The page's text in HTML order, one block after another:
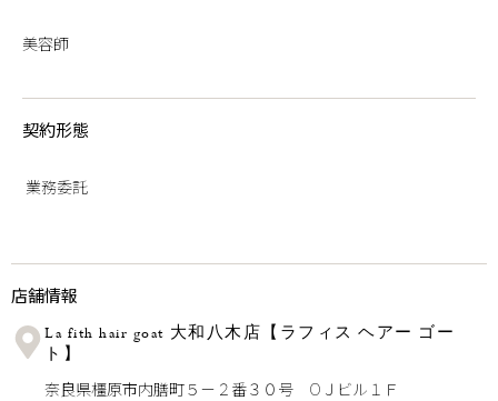
美容師
契約形態
業務委託
店舗情報
La fith hair goat 大和八木店【ラフィス ヘアー ゴー
ト】
奈良県橿原市内膳町５－２番３０号 ОＪビル１Ｆ